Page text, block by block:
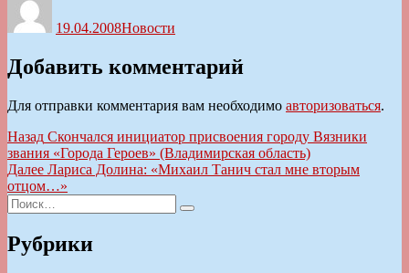
19.04.2008Новости
Добавить комментарий
Для отправки комментария вам необходимо авторизоваться.
Навигация
по
записям
Назад Предыдущая
запись:
Скончался инициатор присвоения городу Вязники
звания «Города Героев» (Владимирская область)
Далее Следующая
запись:
Лариса Долина: «Михаил Танич стал мне вторым
отцом…»
Искать:
Поиск
Рубрики